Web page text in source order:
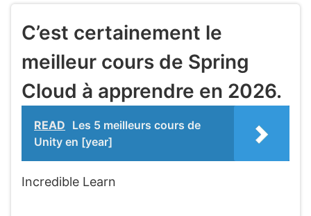
C’est certainement le
meilleur cours de Spring
Cloud à apprendre en 2026.
READ Les 5 meilleurs cours de
Unity en [year]
Incredible Learn